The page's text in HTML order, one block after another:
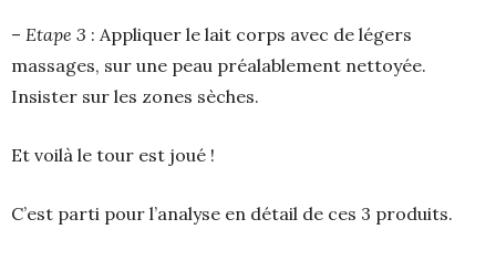
– Etape 3 : Appliquer le lait corps avec de légers
massages, sur une peau préalablement nettoyée.
Insister sur les zones sèches.
Et voilà le tour est joué !
C’est parti pour l’analyse en détail de ces 3 produits.